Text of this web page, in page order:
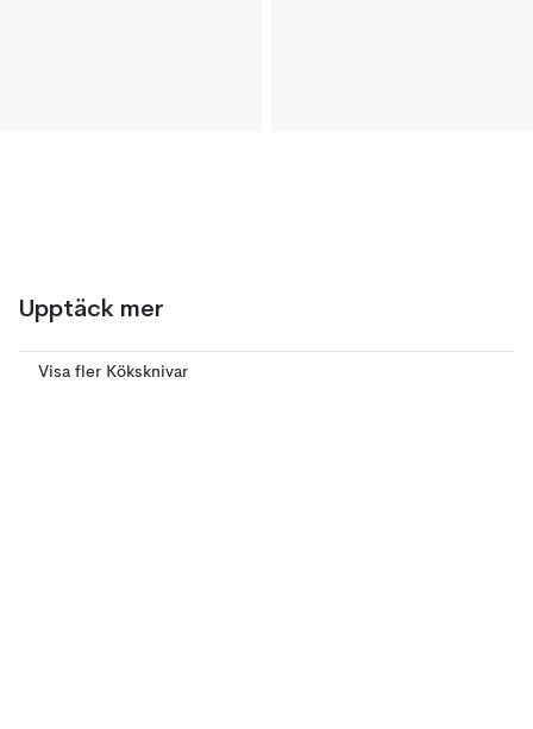
Upptäck mer
Visa fler Köksknivar